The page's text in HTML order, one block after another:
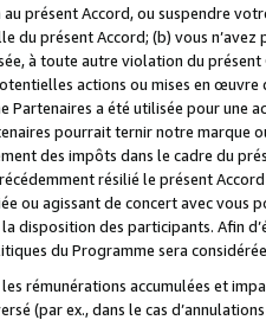
présent Accord, ou suspendre
du présent Accord; (b) vous
à toute autre violation du
actions ou mises en
Partenaires a été utilisée pour une
pourrait ternir notre marque
des impôts dans le cadre du
résilié le présent
ou agissant de concert avec vous
disposition des participants. Afin
du Programme sera
rémunérations accumulées et
(par ex., dans le cas